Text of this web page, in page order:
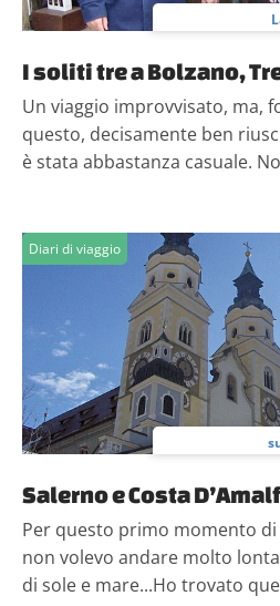
I soliti tre a Bolzano,
Un viaggio improvvisato, ma,
questo, decisamente ben
è stata abbastanza casuale.
Diari di viaggio
Salerno e Costa
Per questo primo momento di
non volevo andare molto
di sole e mare...Ho trovato